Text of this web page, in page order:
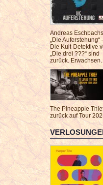
Andreas Eschbachs
„Die Auferstehung“
Die Kult-Detektive
„Die drei ???“ sind
zurück. Erwachsen.
The Pineapple
zurück auf Tour